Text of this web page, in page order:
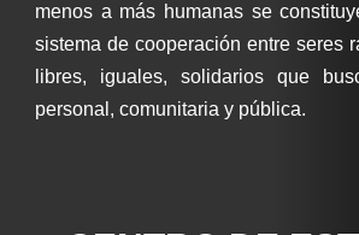
menos a más humanas se
sistema de cooperación entre seres
libres, iguales, solidarios que
personal, comunitaria y pública.